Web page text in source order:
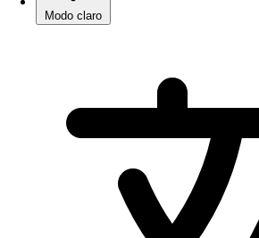
Modo claro